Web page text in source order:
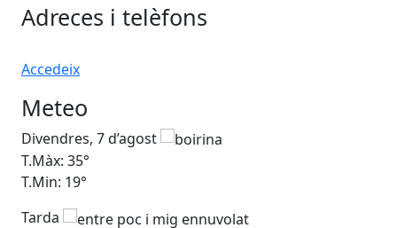
Adreces i telèfons
Accedeix
Meteo
Divendres, 7 d’agost
T.Màx: 35°
T.Min: 19°
Tarda